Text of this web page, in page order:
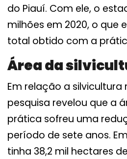
do Piauí. Com ele, o
milhões em 2020, o que
total obtido com a
Área da
Em relação a silvicultura
pesquisa revelou que a
prática sofreu uma
período de sete anos.
tinha 38,2 mil hectares